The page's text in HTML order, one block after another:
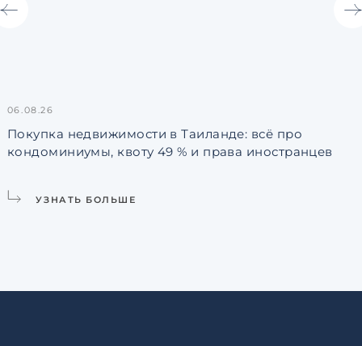
06.08.26
Покупка недвижимости в Таиланде: всё про
кондоминиумы, квоту 49 % и права иностранцев
УЗНАТЬ БОЛЬШЕ